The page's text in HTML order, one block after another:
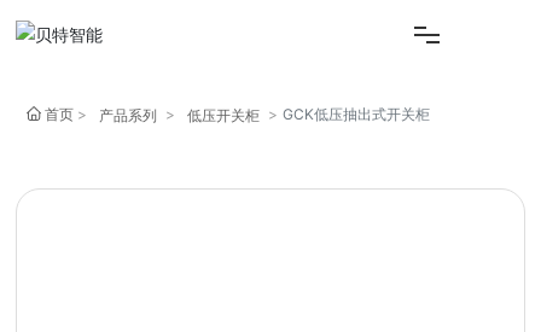
首页
首页 产品系列 低压开关柜 GCK低压抽出式开关柜